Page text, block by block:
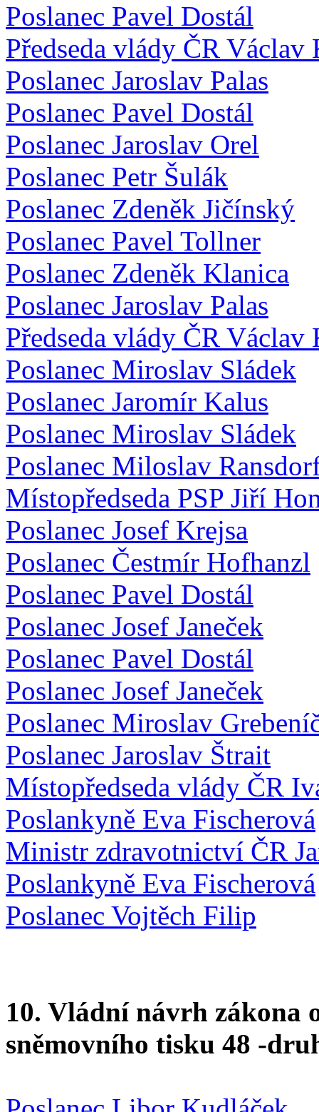
Poslanec Pavel Dostál
Předseda vlády ČR Václav
Poslanec Jaroslav Palas
Poslanec Pavel Dostál
Poslanec Jaroslav Orel
Poslanec Petr Šulák
Poslanec Zdeněk Jičínský
Poslanec Pavel Tollner
Poslanec Zdeněk Klanica
Poslanec Jaroslav Palas
Předseda vlády ČR Václav
Poslanec Miroslav Sládek
Poslanec Jaromír Kalus
Poslanec Miroslav Sládek
Poslanec Miloslav
Místopředseda PSP Jiří
Poslanec Josef Krejsa
Poslanec Čestmír Hofhanzl
Poslanec Pavel Dostál
Poslanec Josef Janeček
Poslanec Pavel Dostál
Poslanec Josef Janeček
Poslanec Miroslav
Poslanec Jaroslav Štrait
Místopředseda vlády ČR
Poslankyně Eva Fischerová
Ministr zdravotnictví ČR
Poslankyně Eva Fischerová
Poslanec Vojtěch Filip
10. Vládní návrh zákona
sněmovního tisku 48 -